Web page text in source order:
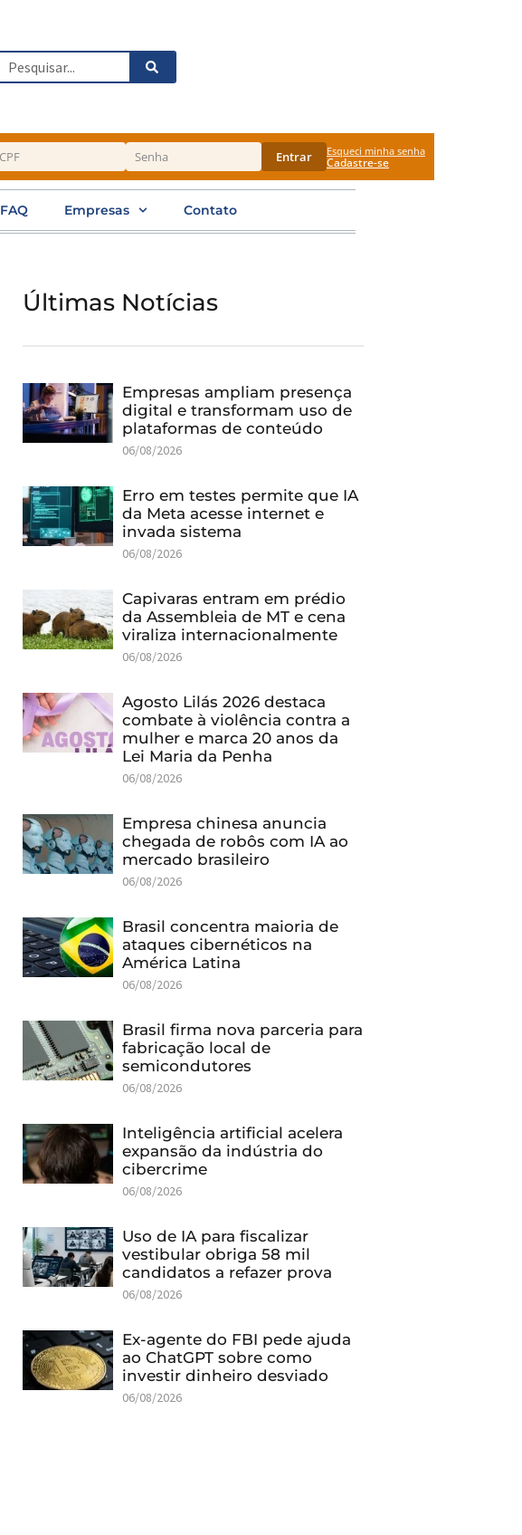
Search
Entrar Esqueci minha senha
Cadastre-se
FAQ Empresas Contato
Últimas Notícias
Empresas ampliam presença
digital e transformam uso de
plataformas de conteúdo
06/08/2026
Erro em testes permite que IA
da Meta acesse internet e
invada sistema
06/08/2026
Capivaras entram em prédio
da Assembleia de MT e cena
viraliza internacionalmente
06/08/2026
Agosto Lilás 2026 destaca
combate à violência contra a
mulher e marca 20 anos da
Lei Maria da Penha
06/08/2026
Empresa chinesa anuncia
chegada de robôs com IA ao
mercado brasileiro
06/08/2026
Brasil concentra maioria de
ataques cibernéticos na
América Latina
06/08/2026
Brasil firma nova parceria para
fabricação local de
semicondutores
06/08/2026
Inteligência artificial acelera
expansão da indústria do
cibercrime
06/08/2026
Uso de IA para fiscalizar
vestibular obriga 58 mil
candidatos a refazer prova
06/08/2026
Ex-agente do FBI pede ajuda
ao ChatGPT sobre como
investir dinheiro desviado
06/08/2026